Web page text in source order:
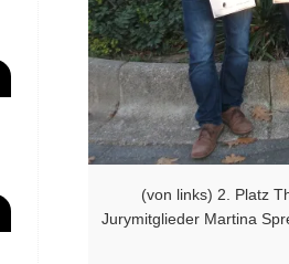
(von links) 2. Platz
Jurymitglieder Martina